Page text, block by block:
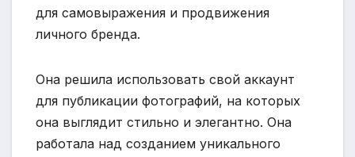
для самовыражения и продвижения
личного бренда.
Она решила использовать свой аккаунт
для публикации фотографий, на которых
она выглядит стильно и элегантно. Она
работала над созданием уникального